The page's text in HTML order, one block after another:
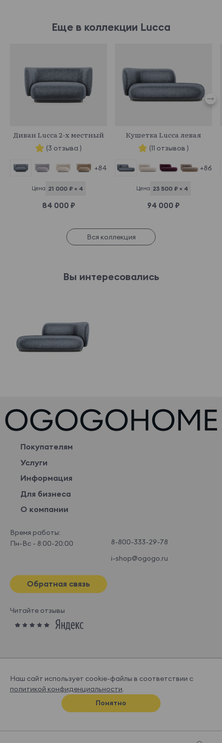
Еще в коллекции Lucca
Диван Lucca 2-х местный
(3 отзыва )
+84
Цена 21 000 ₽ × 4
84 000 ₽
Кушетка Lucca левая
(11 отзывов )
+86
Цена 23 500 ₽ × 4
94 000 ₽
Вся коллекция
Вы интересовались
Покупателям
Услуги
Информация
Для бизнеса
О компании
Время работы:
Пн-Вс - 8:00-20:00
8-800-333-29-78
i-shop@ogogo.ru
Обратная связь
Читайте отзывы
© OGOGOHOME, 2026
Спроектировано и нарисовано вСупрематике
Наш сайт использует cookie-файлы в соответствии с
политикой конфиденциальности.
Понятно